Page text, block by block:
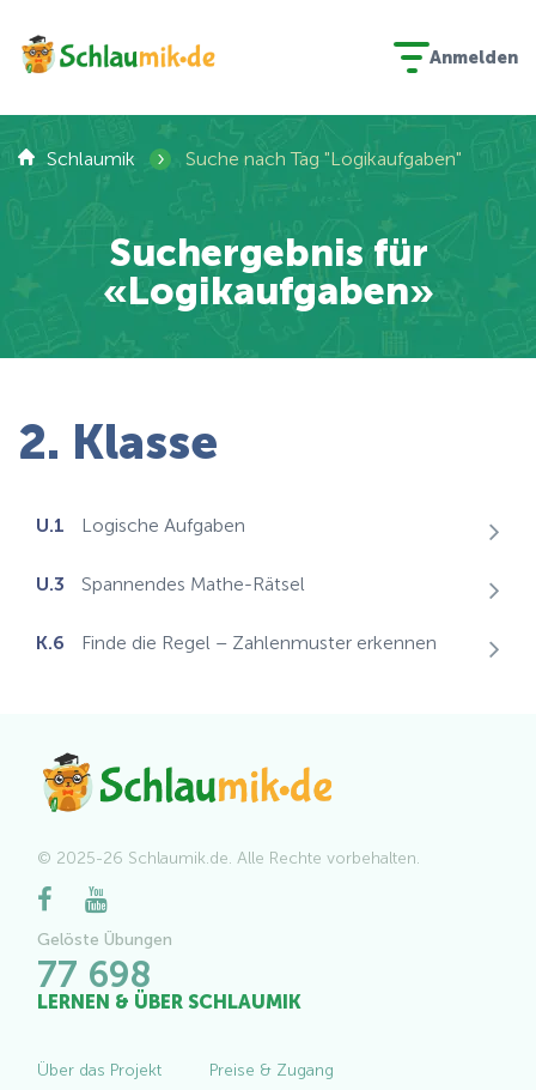
Anmelden
Schlaumik › Suche nach Tag "Logikaufgaben"
Suchergebnis für
«Logikaufgaben»
2. Klasse
U.1 Logische Aufgaben
U.3 Spannendes Mathe-Rätsel
K.6 Finde die Regel – Zahlenmuster erkennen
© 2025-26 Schlaumik.de. Alle Rechte vorbehalten.
Gelöste Übungen
77 698
LERNEN & ÜBER SCHLAUMIK
Über das Projekt Preise & Zugang